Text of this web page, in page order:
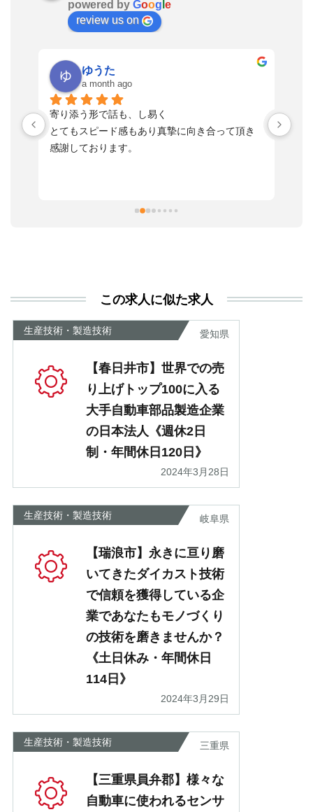
powered by Goog e
review us on
ゆうた
a month ago
寄り添う形で話も、し易く
とてもスピード感もあり真摯に向き合って頂き
感謝しております。
が
この求人に似た求人
生産技術・製造技術 愛知県
【春日井市】世界での売
り上げトップ100に入る
大手自動車部品製造企業
の日本法人《週休2日
制・年間休日120日》
2024年3月28日
生産技術・製造技術 岐阜県
【瑞浪市】永きに亘り磨
いてきたダイカスト技術
で信頼を獲得している企
業であなたもモノづくり
の技術を磨きませんか？
《土日休み・年間休日
114日》
2024年3月29日
生産技術・製造技術 三重県
【三重県員弁郡】様々な
自動車に使われるセンサ